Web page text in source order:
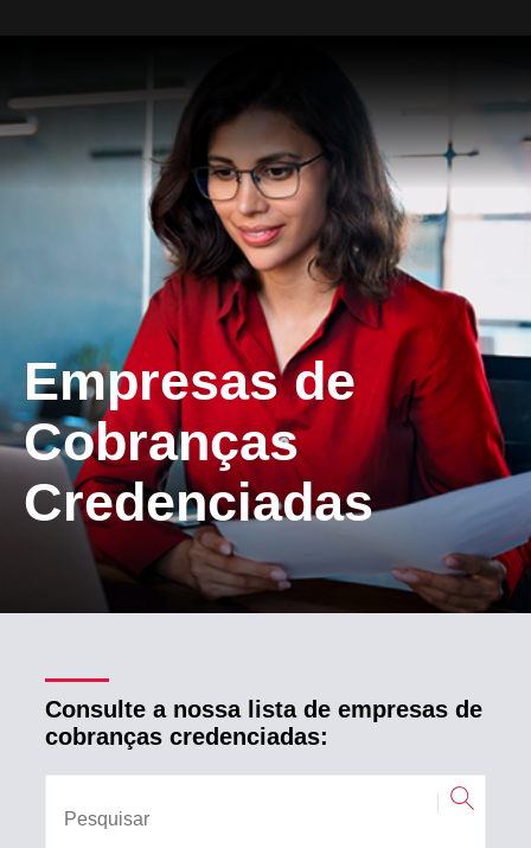
Empresas de
Cobranças
Credenciadas
Consulte a nossa lista de empresas de
cobranças credenciadas: